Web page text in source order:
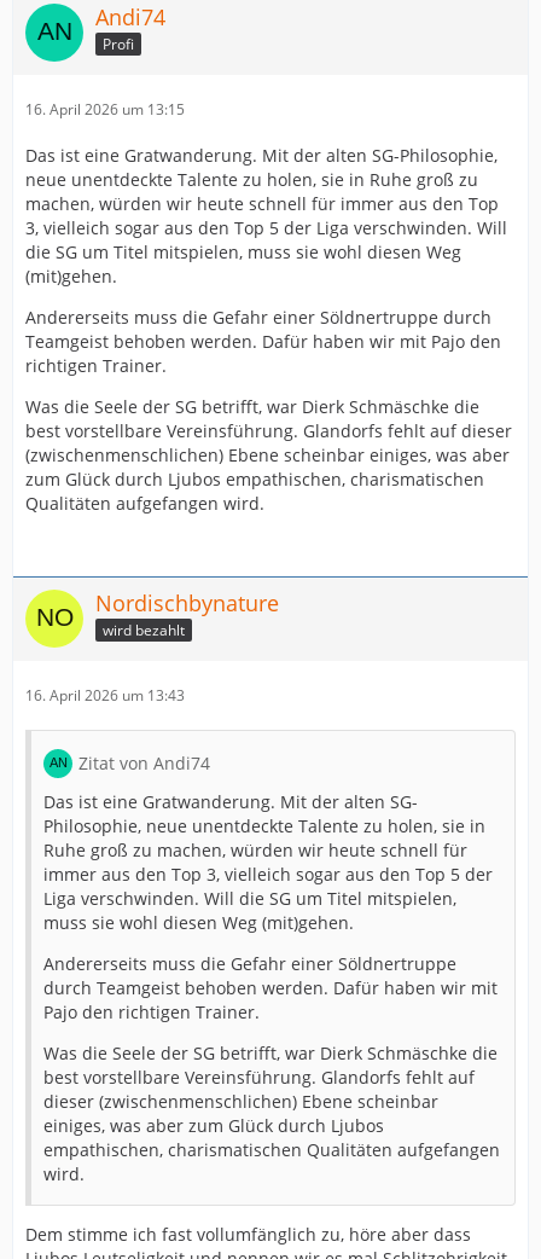
Andi74
Profi
16. April 2026 um 13:15
Das ist eine Gratwanderung. Mit der alten SG-Philosophie,
neue unentdeckte Talente zu holen, sie in Ruhe groß zu
machen, würden wir heute schnell für immer aus den Top
3, vielleich sogar aus den Top 5 der Liga verschwinden. Will
die SG um Titel mitspielen, muss sie wohl diesen Weg
(mit)gehen.
Andererseits muss die Gefahr einer Söldnertruppe durch
Teamgeist behoben werden. Dafür haben wir mit Pajo den
richtigen Trainer.
Was die Seele der SG betrifft, war Dierk Schmäschke die
best vorstellbare Vereinsführung. Glandorfs fehlt auf dieser
(zwischenmenschlichen) Ebene scheinbar einiges, was aber
zum Glück durch Ljubos empathischen, charismatischen
Qualitäten aufgefangen wird.
Nordischbynature
wird bezahlt
16. April 2026 um 13:43
Zitat von Andi74
Das ist eine Gratwanderung. Mit der alten SG-
Philosophie, neue unentdeckte Talente zu holen, sie in
Ruhe groß zu machen, würden wir heute schnell für
immer aus den Top 3, vielleich sogar aus den Top 5 der
Liga verschwinden. Will die SG um Titel mitspielen,
muss sie wohl diesen Weg (mit)gehen.
Andererseits muss die Gefahr einer Söldnertruppe
durch Teamgeist behoben werden. Dafür haben wir mit
Pajo den richtigen Trainer.
Was die Seele der SG betrifft, war Dierk Schmäschke die
best vorstellbare Vereinsführung. Glandorfs fehlt auf
dieser (zwischenmenschlichen) Ebene scheinbar
einiges, was aber zum Glück durch Ljubos
empathischen, charismatischen Qualitäten aufgefangen
wird.
Dem stimme ich fast vollumfänglich zu, höre aber dass